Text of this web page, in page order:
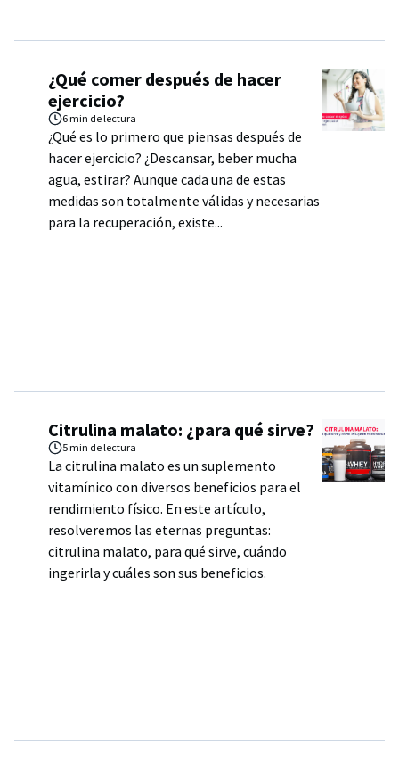
¿Qué comer después de hacer
ejercicio?
6 min de lectura
¿Qué es lo primero que piensas después de
hacer ejercicio? ¿Descansar, beber mucha
agua, estirar? Aunque cada una de estas
medidas son totalmente válidas y necesarias
para la recuperación, existe...
Citrulina malato: ¿para qué sirve?
5 min de lectura
La citrulina malato es un suplemento
vitamínico con diversos beneficios para el
rendimiento físico. En este artículo,
resolveremos las eternas preguntas:
citrulina malato, para qué sirve, cuándo
ingerirla y cuáles son sus beneficios.